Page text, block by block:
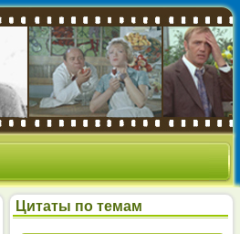
Цитаты по темам